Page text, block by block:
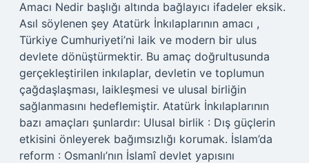
Amacı Nedir başlığı altında bağlayıcı ifadeler eksik.
Asıl söylenen şey Atatürk İnkılaplarının amacı ,
Türkiye Cumhuriyeti’ni laik ve modern bir ulus
devlete dönüştürmektir. Bu amaç doğrultusunda
gerçekleştirilen inkılaplar, devletin ve toplumun
çağdaşlaşması, laikleşmesi ve ulusal birliğin
sağlanmasını hedeflemiştir. Atatürk İnkılaplarının
bazı amaçları şunlardır: Ulusal birlik : Dış güçlerin
etkisini önleyerek bağımsızlığı korumak. İslam’da
reform : Osmanlı’nın İslamî devlet yapısını